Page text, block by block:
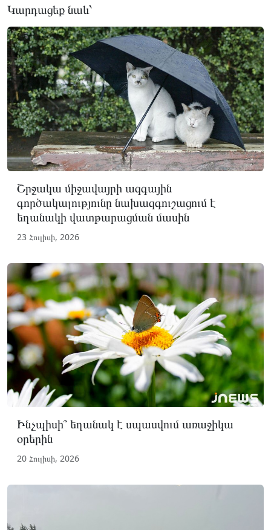
Կարդացեք նաև՝
Շրջակա միջավայրի ազգային
գործակալությունը նախազգուշացում է
եղանակի վատթարացման մասին
23 Հուլիսի, 2026
Ինչպիսի՞ եղանակ է սպասվում առաջիկա
օրերին
20 Հուլիսի, 2026